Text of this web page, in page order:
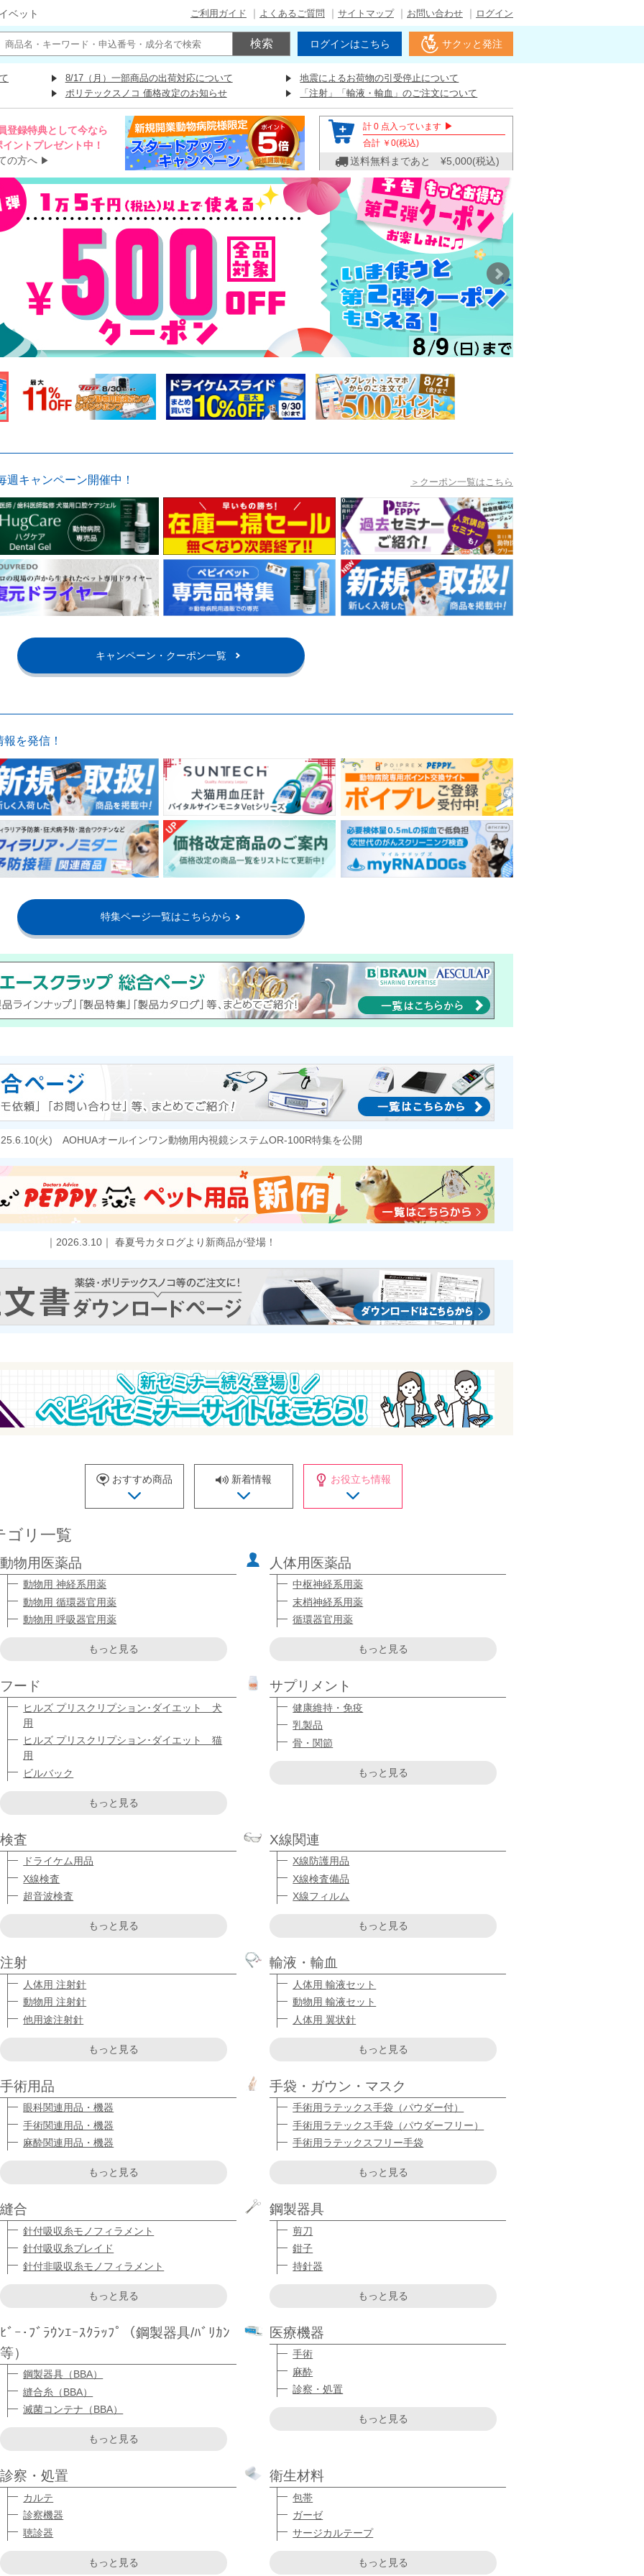
ベット ご利用ガイド よくあるご質問 サイトマップ お問い合わせ ログイン
ログインはこちら サクッと発注
8/17（月）一部商品の出荷対応について
地震によるお荷物の引受停止について
ポリテックスノコ 価格改定のお知らせ
「注射」「輸液・輸血」のご注文について
登録特典として今なら
ントプレゼント中！
の方へ ▶
計 0 点入っています ▶
合計 ￥ 0(税込)
送料無料まであと ¥5,000(税込)
週キャンペーン開催中！ ＞クーポン一覧はこちら
キャンペーン・クーポン一覧
を発信！
特集ページ一覧はこちらから
火) AOHUAオールインワン動物用内視鏡システムOR-100R特集を公開
｜2026.3.10｜ 春夏号カタログより新商品が登場！
おすすめ商品 新着情報 お役立ち情報
ゴリ一覧
動物用医薬品
動物用 神経系用薬
動物用 循環器官用薬
動物用 呼吸器官用薬
もっと見る
人体用医薬品
中枢神経系用薬
末梢神経系用薬
循環器官用薬
もっと見る
フード
ヒルズ プリスクリプション･ダイエット 犬
用
ヒルズ プリスクリプション･ダイエット 猫
用
ビルバック
もっと見る
サプリメント
健康維持・免疫
乳製品
骨・関節
もっと見る
検査
ドライケム用品
X線検査
超音波検査
もっと見る
X線関連
X線防護用品
X線検査備品
X線フィルム
もっと見る
注射
人体用 注射針
動物用 注射針
他用途注射針
もっと見る
輸液・輸血
人体用 輸液セット
動物用 輸液セット
人体用 翼状針
もっと見る
手術用品
眼科関連用品・機器
手術関連用品・機器
麻酔関連用品・機器
もっと見る
手袋・ガウン・マスク
手術用ラテックス手袋（パウダー付）
手術用ラテックス手袋（パウダーフリー）
手術用ラテックスフリー手袋
もっと見る
縫合
針付吸収糸モノフィラメント
針付吸収糸ブレイド
針付非吸収糸モノフィラメント
もっと見る
鋼製器具
剪刀
鉗子
持針器
もっと見る
ﾋﾞｰ･ﾌﾞﾗｳﾝｴｰｽｸﾗｯﾌﾟ（鋼製器具/ﾊﾞﾘｶﾝ
等）
鋼製器具（BBA）
縫合糸（BBA）
滅菌コンテナ（BBA）
もっと見る
医療機器
手術
麻酔
診察・処置
もっと見る
診察・処置
カルテ
診察機器
聴診器
もっと見る
衛生材料
包帯
ガーゼ
サージカルテープ
もっと見る